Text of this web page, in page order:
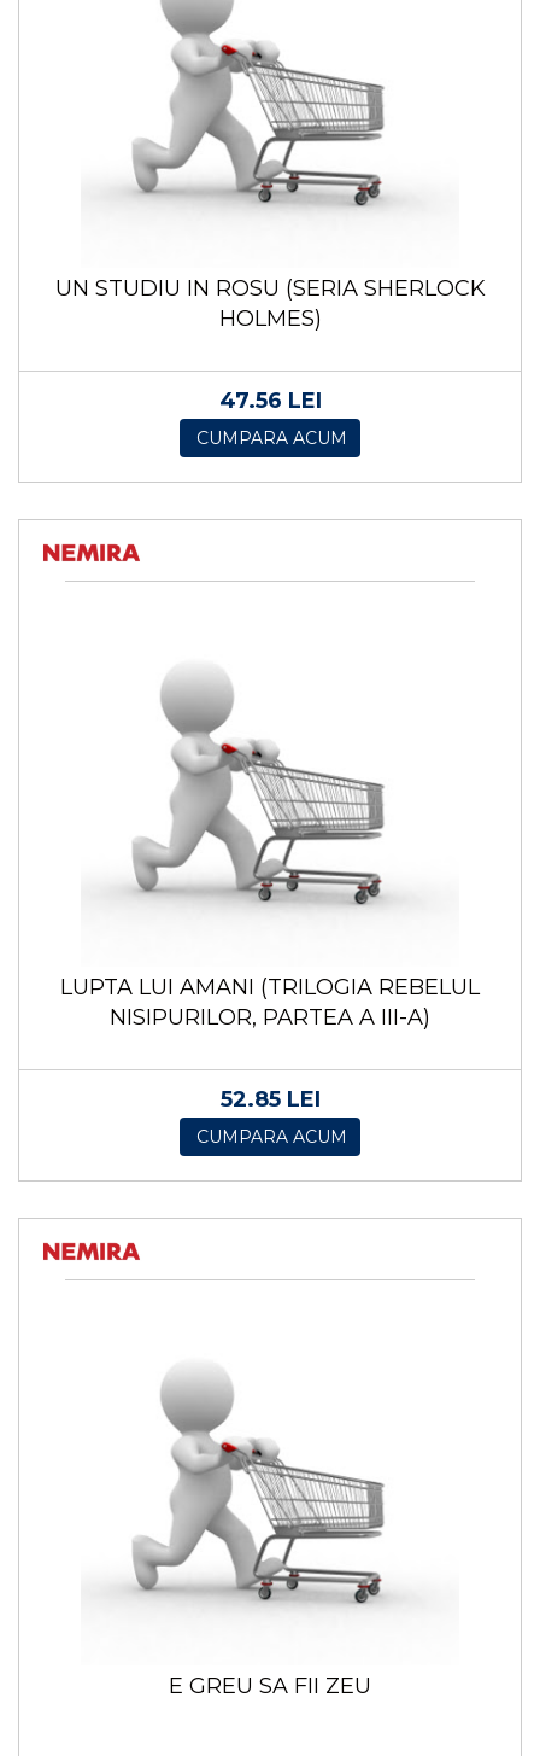
UN STUDIU IN ROSU (SERIA SHERLOCK
HOLMES)
47.56 LEI
CUMPARA ACUM
LUPTA LUI AMANI (TRILOGIA REBELUL
NISIPURILOR, PARTEA A III-A)
52.85 LEI
CUMPARA ACUM
E GREU SA FII ZEU